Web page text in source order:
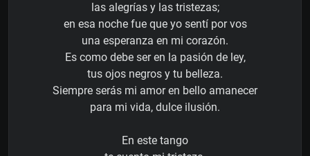
las alegrías y las tristezas;
en esa noche fue que yo sentí por vos
una esperanza en mi corazón.
Es como debe ser en la pasión de ley,
tus ojos negros y tu belleza.
Siempre serás mi amor en bello amanecer
para mi vida, dulce ilusión.
En este tango